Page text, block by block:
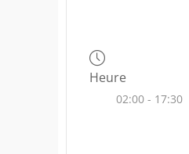
Heure
02:00 - 17:30